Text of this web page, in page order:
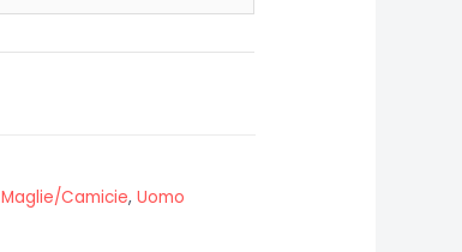
Maglie/Camicie, Uomo